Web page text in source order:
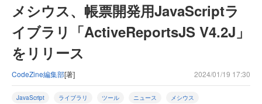
メシウス、帳票開発用JavaScriptラ
イブラリ「ActiveReportsJS V4.2J」
をリリース
CodeZine編集部[著] 2024/01/19 17:30
JavaScript ライブラリ ツール ニュース メシウス